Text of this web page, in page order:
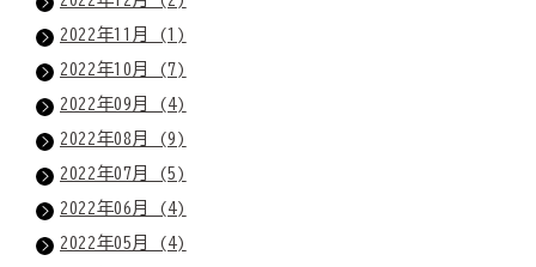
2022年11月 (1)
2022年10月 (7)
2022年09月 (4)
2022年08月 (9)
2022年07月 (5)
2022年06月 (4)
2022年05月 (4)